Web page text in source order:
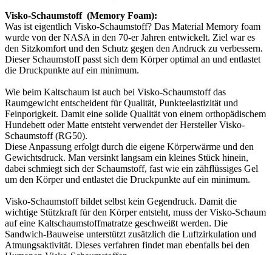
Visko-Schaumstoff (Memory Foam):
Was ist eigentlich Visko-Schaumstoff? Das Material Memory foam
wurde von der NASA in den 70-er Jahren entwickelt. Ziel war es
den Sitzkomfort und den Schutz gegen den Andruck zu verbessern.
Dieser Schaumstoff passt sich dem Körper optimal an und entlastet
die Druckpunkte auf ein minimum.
Wie beim Kaltschaum ist auch bei Visko-Schaumstoff das
Raumgewicht entscheident für Qualität, Punkteelastizität und
Feinporigkeit. Damit eine solide Qualität von einem orthopädischem
Hundebett oder Matte entsteht verwendet der Hersteller Visko-
Schaumstoff (RG50).
Diese Anpassung erfolgt durch die eigene Körperwärme und den
Gewichtsdruck. Man versinkt langsam ein kleines Stück hinein,
dabei schmiegt sich der Schaumstoff, fast wie ein zähflüssiges Gel
um den Körper und entlastet die Druckpunkte auf ein minimum.
Visko-Schaumstoff bildet selbst kein Gegendruck. Damit die
wichtige Stützkraft für den Körper entsteht, muss der Visko-Schaum
auf eine Kaltschaumstoffmatratze geschweißt werden. Die
Sandwich-Bauweise unterstützt zusätzlich die Luftzirkulation und
Atmungsaktivität. Dieses verfahren findet man ebenfalls bei den